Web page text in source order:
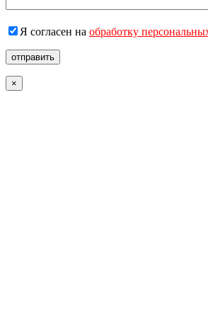
Я согласен на обработку
отправить
×